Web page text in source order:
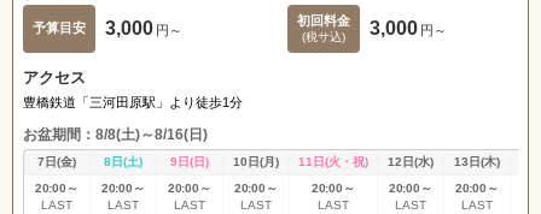
予算目安 3,000 円～
初回料金
(税サ込) 3,000 円～
アクセス
豊橋鉄道「三河田原駅」より徒歩1分
お盆期間：8/8(土)～8/16(日)
7日(金) 8日(土) 9日(日) 10日(月) 11日(火・祝) 12日(水) 13日(木)
20:00～
LAST
20:00～
LAST
20:00～
LAST
20:00～
LAST
20:00～
LAST
20:00～
LAST
20:00～
LAST